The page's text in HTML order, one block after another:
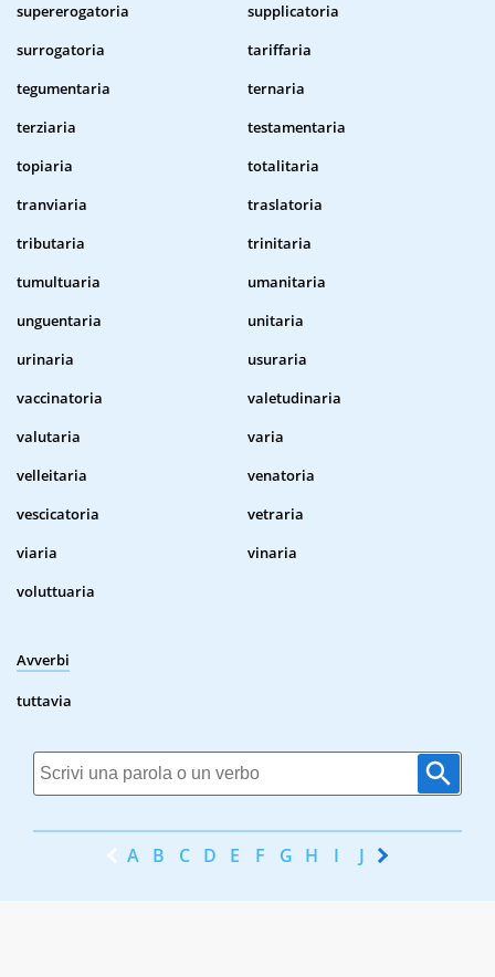
supererogatoria
supplicatoria
surrogatoria
tariffaria
tegumentaria
ternaria
terziaria
testamentaria
topiaria
totalitaria
tranviaria
traslatoria
tributaria
trinitaria
tumultuaria
umanitaria
unguentaria
unitaria
urinaria
usuraria
vaccinatoria
valetudinaria
valutaria
varia
velleitaria
venatoria
vescicatoria
vetraria
viaria
vinaria
voluttuaria
Avverbi
tuttavia
A B C D E F G H I J K